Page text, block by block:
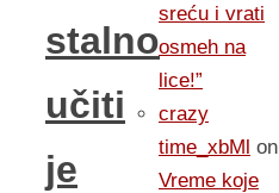
stalno
učiti
je
sreću i vrati
osmeh na
lice!”
crazy
time_xbMl on
Vreme koje